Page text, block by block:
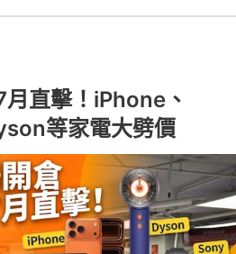
直擊！iPhone、
等家電大劈價